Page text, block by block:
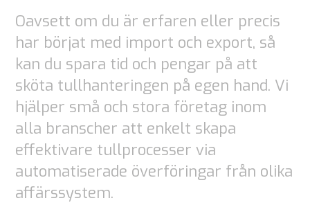
Oavsett om du är erfaren eller precis
har börjat med import och export, så
kan du spara tid och pengar på att
sköta tullhanteringen på egen hand. Vi
hjälper små och stora företag inom
alla branscher att enkelt skapa
effektivare tullprocesser via
automatiserade överföringar från olika
affärssystem.